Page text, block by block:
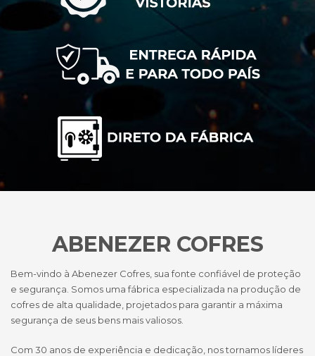
ABENEZER COFRES
Bem-vindo à Abenezer Cofres, sua fonte confiável de proteção
e segurança. Somos uma fábrica especializada na produção de
cofres de alta qualidade, projetados para garantir a máxima
segurança de seus bens mais valiosos.
Com 30 anos de experiência e dedicação, nos tornamos líderes